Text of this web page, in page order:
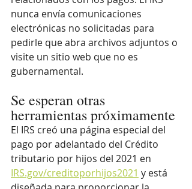
nunca envía comunicaciones
electrónicas no solicitadas para
pedirle que abra archivos adjuntos o
visite un sitio web que no es
gubernamental.
Se esperan otras
herramientas próximamente
El IRS creó una página especial del
pago por adelantado del Crédito
tributario por hijos del 2021 en
IRS.gov/creditoporhijos2021 y está